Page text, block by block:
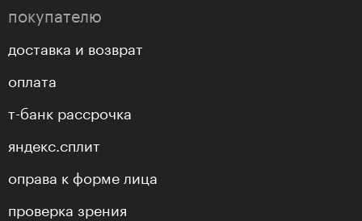
покупателю
доставка и возврат
оплата
т-банк рассрочка
яндекс.сплит
оправа к форме лица
проверка зрения